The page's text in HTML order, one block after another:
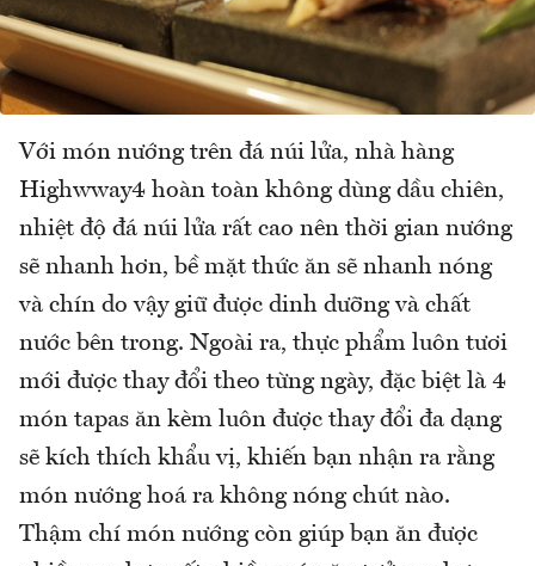
Với món nướng trên đá núi lửa, nhà hàng
Highwway4 hoàn toàn không dùng dầu chiên,
nhiệt độ đá núi lửa rất cao nên thời gian nướng
sẽ nhanh hơn, bề mặt thức ăn sẽ nhanh nóng
và chín do vậy giữ được dinh dưỡng và chất
nước bên trong. Ngoài ra, thực phẩm luôn tươi
mới được thay đổi theo từng ngày, đặc biệt là 4
món tapas ăn kèm luôn được thay đổi đa dạng
sẽ kích thích khẩu vị, khiến bạn nhận ra rằng
món nướng hoá ra không nóng chút nào.
Thậm chí món nướng còn giúp bạn ăn được